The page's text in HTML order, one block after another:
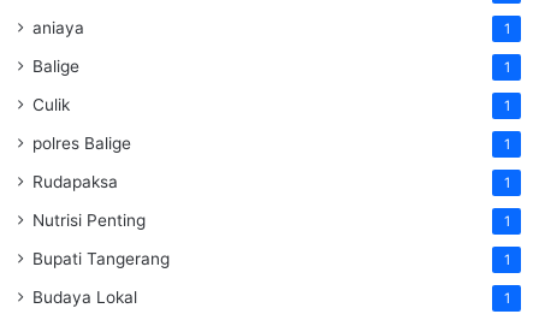
aniaya 1
Balige 1
Culik 1
polres Balige 1
Rudapaksa 1
Nutrisi Penting 1
Bupati Tangerang 1
Budaya Lokal 1